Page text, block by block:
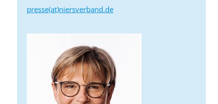
presse(at)niersverband.de